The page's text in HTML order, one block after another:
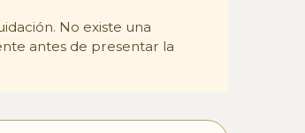
No existe una
antes de presentar la